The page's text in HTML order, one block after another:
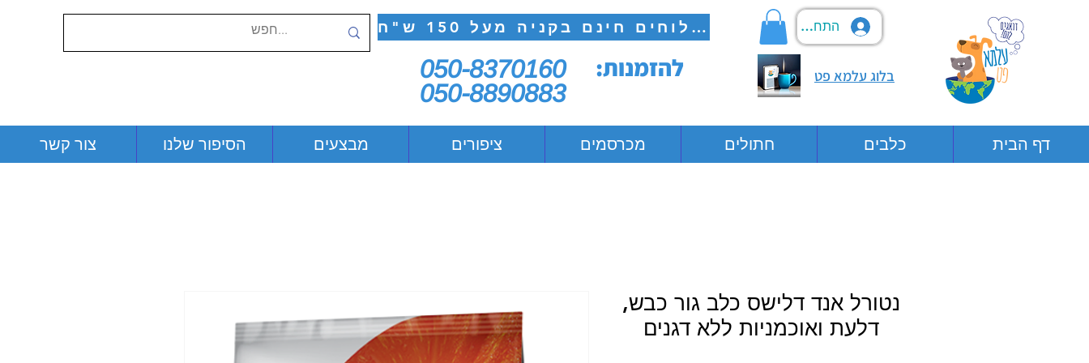
משלוחים חינם בקניה מעל 150 ש"ח
050-8370160
050-8890883
להזמנות:
התחבר
בלוג עלמא פט
צור קשר הסיפור שלנו מבצעים ציפורים מכרסמים חתולים כלבים דף הבית
נטורל אנד דלישס כלב גור כבש,
דלעת ואוכמניות ללא דגנים